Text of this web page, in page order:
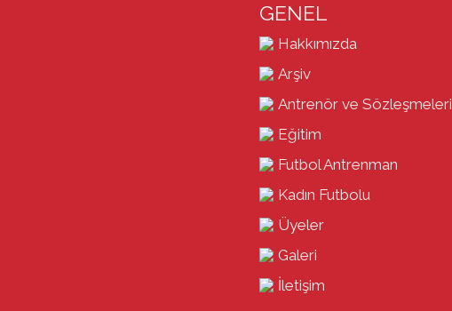
GENEL
Hakkımızda
Arşiv
Antrenör ve Sözleşmeleri
Eğitim
Futbol Antrenman
Kadın Futbolu
Üyeler
Galeri
İletişim